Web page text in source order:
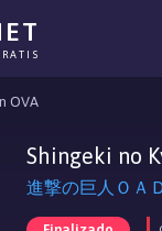
OVA
Shingeki no
進撃の巨人ＯＡ